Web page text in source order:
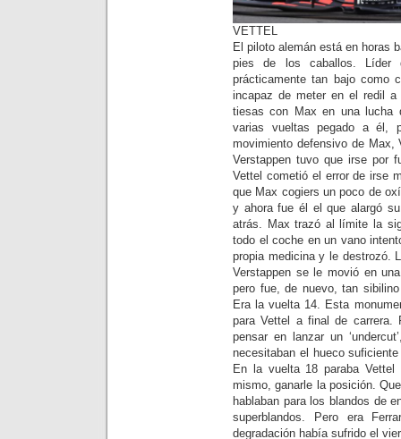
VETTEL
El piloto alemán está en horas
pies de los caballos.
prácticamente tan bajo como
incapaz de meter en el redil
tiesas con Max en una lucha
varias vueltas pegado a él,
movimiento defensivo de Max,
Verstappen tuvo que irse por
Vettel cometió el error de irse
que Max cogiers un poco de
y ahora fue él el que alargó
atrás. Max trazó al límite la
todo el coche en un vano
propia medicina y le destrozó.
Verstappen se le movió en
pero fue, de nuevo, tan
Era la vuelta 14. Esta
para Vettel a final de carrera.
pensar en lanzar un
necesitaban el hueco
En la vuelta 18 paraba
mismo, ganarle la posición.
hablaban para los blandos de
superblandos. Pero era
degradación había sufrido el